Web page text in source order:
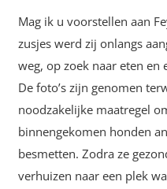
Mag ik u voorstellen aan
zusjes werd zij onlangs
weg, op zoek naar eten en
De foto’s zijn genomen
noodzakelijke maatregel
binnengekomen honden
besmetten. Zodra ze
verhuizen naar een plek